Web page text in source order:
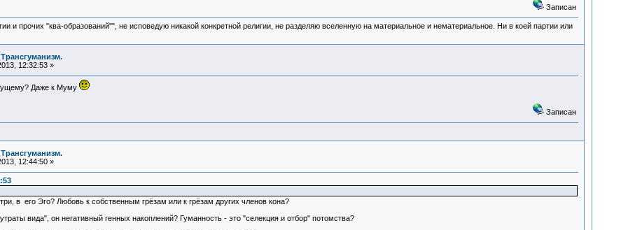
Записан
и прочих "ква-образований"", не исповедую никакой конкретной религии, не разделяю вселенную на материальное и нематериальное. Ни в коей партии или
12:32:53 »
Даже к Муму
Записан
12:44:50 »
в его Эго? Любовь к собственным грёзам или к грёзам других членов кона?
вида", он негативный генных накоплений? Гуманность - это "селекция и отбор" потомства?